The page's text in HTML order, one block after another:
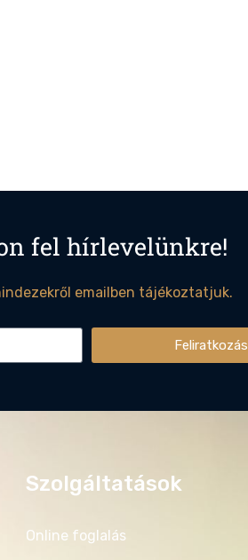
fel hírlevelünkre!
emailben tájékoztatjuk.
Feliratkozás
Szolgáltatások
Online foglalás